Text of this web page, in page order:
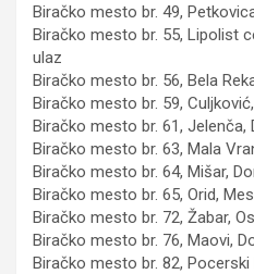
Biračko mesto br. 49,
Biračko mesto br. 55, Lipolist
ulaz
Biračko mesto br. 56, Bela
Biračko mesto br. 59,
Biračko mesto br. 61, Jelenča,
Biračko mesto br. 63, Mala
Biračko mesto br. 64, Mišar,
Biračko mesto br. 65, Orid,
Biračko mesto br. 72, Žabar,
Biračko mesto br. 76, Maovi,
Biračko mesto br. 82,